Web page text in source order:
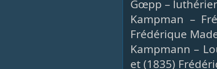
Gœpp –
Kampman –
Frédérique
Kampmann –
et (1835)